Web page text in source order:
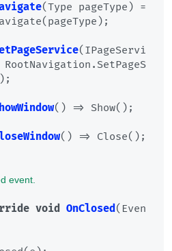
(Type pageType ) =
( IPageServi
RootNavigation.SetPageS
() => Show();
() => Close();
event.
void OnClosed( Even